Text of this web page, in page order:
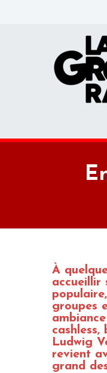
À
accueillir
groupes
Ludwig
revient
grand